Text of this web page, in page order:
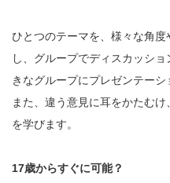
ひとつのテーマを、様々な角
し、グループでディスカッシ
きなグループにプレゼンテーシ
また、違う意見に耳をかたむ
を学びます。
17歳からすぐに可能？